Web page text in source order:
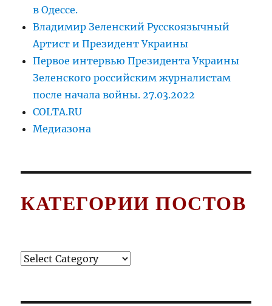
в Одессе.
Владимир Зеленский Русскоязычный
Артист и Президент Украины
Первое интервью Президента Украины
Зеленского российским журналистам
после начала войны. 27.03.2022
COLTA.RU
Медиазона
КАТЕГОРИИ ПОСТОВ
Категории